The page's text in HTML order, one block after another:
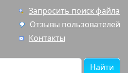
Запросить поиск файла
Отзывы пользователей
Контакты
Найти